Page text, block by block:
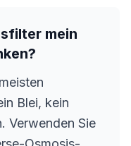
mein
Blei, kein
Verwenden Sie